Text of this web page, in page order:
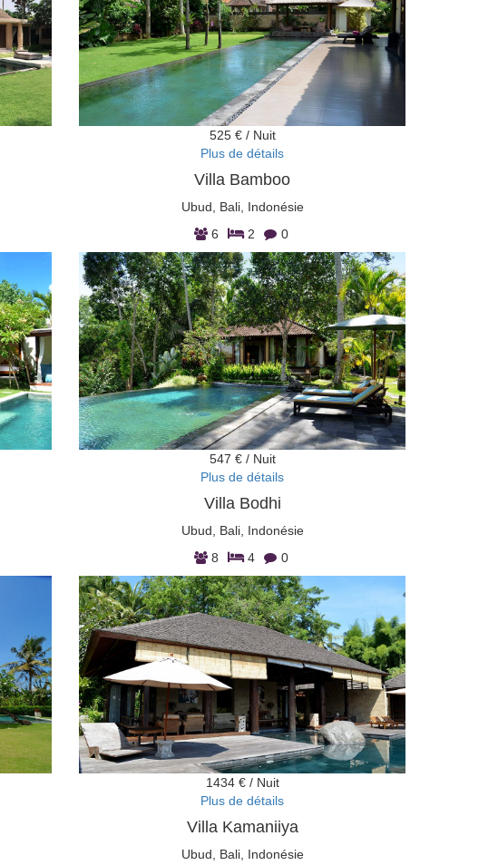
525 € / Nuit
Plus de détails
Villa Bamboo
Ubud, Bali, Indonésie
6
2 0
547 € / Nuit
Plus de détails
Villa Bodhi
Ubud, Bali, Indonésie
8
4 0
1434 € / Nuit
Plus de détails
Villa Kamaniiya
Ubud, Bali, Indonésie